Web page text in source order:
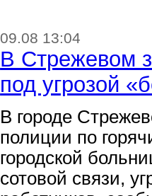
09.08 13:04
В Стрежевом
под угрозой
В городе
полиции по
городской
сотовой связи,